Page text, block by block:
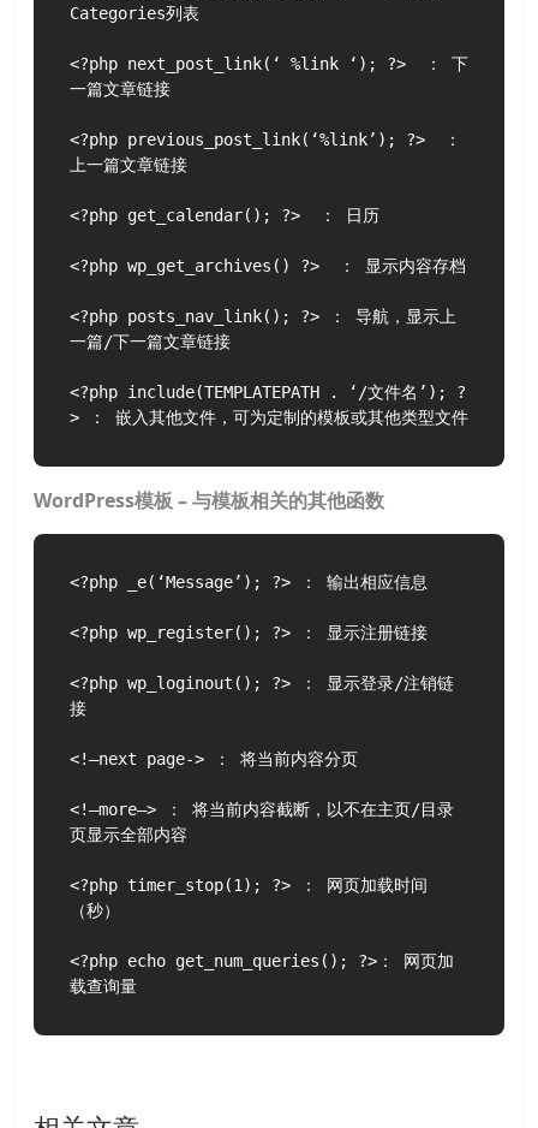
Categories列表
<?php next_post_link(‘ %link ‘); ?>  ： 下
一篇文章链接
<?php previous_post_link(‘%link’); ?>  ：
上一篇文章链接
<?php get_calendar(); ?>  ： 日历
<?php wp_get_archives() ?>  ： 显示内容存档
<?php posts_nav_link(); ?> ： 导航，显示上
一篇/下一篇文章链接
<?php include(TEMPLATEPATH . ‘/文件名’); ?
> ： 嵌入其他文件，可为定制的模板或其他类型文件
WordPress模板 – 与模板相关的其他函数
<?php _e(‘Message’); ?> ： 输出相应信息
<?php wp_register(); ?> ： 显示注册链接
<?php wp_loginout(); ?> ： 显示登录/注销链
接
<!–next page-> ： 将当前内容分页
<!–more–> ： 将当前内容截断，以不在主页/目录
页显示全部内容
<?php timer_stop(1); ?> ： 网页加载时间
（秒）
<?php echo get_num_queries(); ?>： 网页加
载查询量